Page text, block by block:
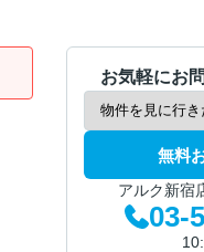
お気軽にお
無料
アルク新宿
03-